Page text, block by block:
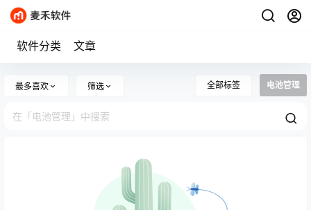
软件分类 文章
最多喜欢 筛选 全部标签 电池管理